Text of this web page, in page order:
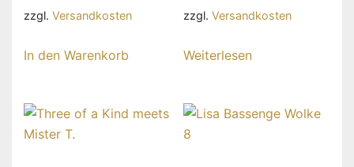
zzgl. Versandkosten
In den Warenkorb
zzgl. Versandkosten
Weiterlesen